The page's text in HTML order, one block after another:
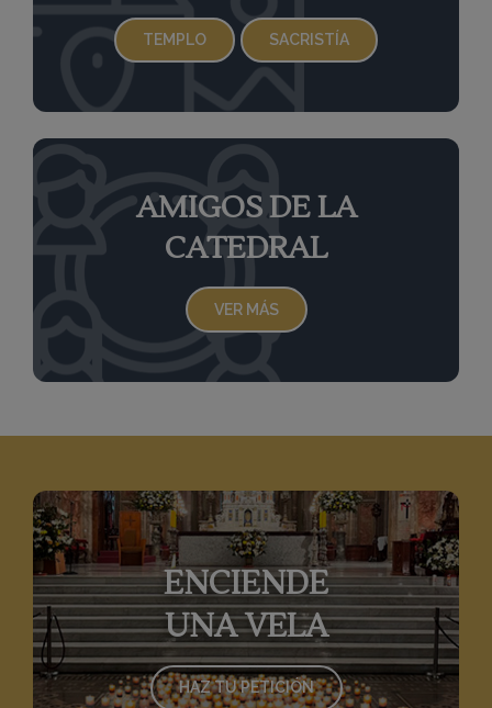
TEMPLO SACRISTÍA
AMIGOS DE LA
CATEDRAL
VER MÁS
ENCIENDE
UNA VELA
HAZ TU PETICIÓN